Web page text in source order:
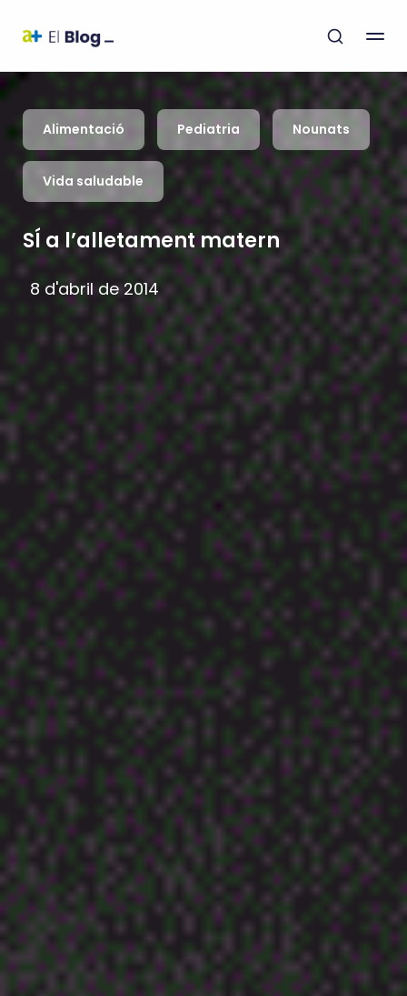
Alimentació Pediatria Nounats
Vida saludable
SÍ a l’alletament matern
8 d'abril de 2014